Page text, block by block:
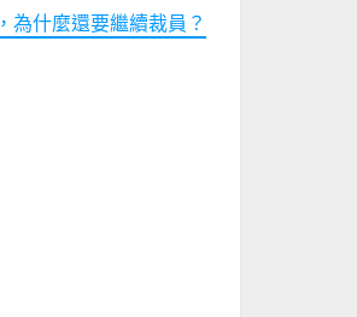
為什麼還要繼續裁員？